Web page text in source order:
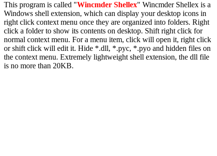
This program is called "Wincmder Shellex" Wincmder Shellex is a
Windows shell extension, which can display your desktop icons in
right click context menu once they are organized into folders. Right
click a folder to show its contents on desktop. Shift right click for
normal context menu. For a menu item, click will open it, right click
or shift click will edit it. Hide *.dll, *.pyc, *.pyo and hidden files on
the context menu. Extremely lightweight shell extension, the dll file
is no more than 20KB.